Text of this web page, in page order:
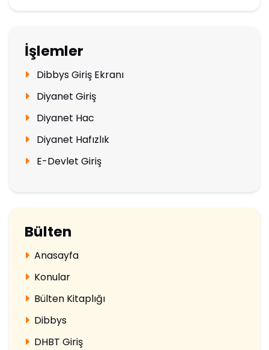
İşlemler
Dibbys Giriş Ekranı
Diyanet Giriş
Diyanet Hac
Diyanet Hafızlık
E-Devlet Giriş
Bülten
Anasayfa
Konular
Bülten Kitaplığı
Dibbys
DHBT Giriş